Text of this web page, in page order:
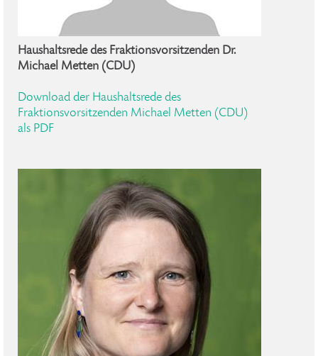
Haushaltsrede des Fraktionsvorsitzenden Dr.
Michael Metten (CDU)
Download der Haushaltsrede des
Fraktionsvorsitzenden Michael Metten (CDU)
als PDF